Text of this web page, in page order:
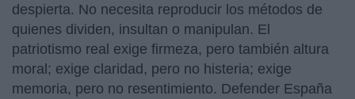
despierta. No necesita reproducir los métodos de
quienes dividen, insultan o manipulan. El
patriotismo real exige firmeza, pero también altura
moral; exige claridad, pero no histeria; exige
memoria, pero no resentimiento. Defender España